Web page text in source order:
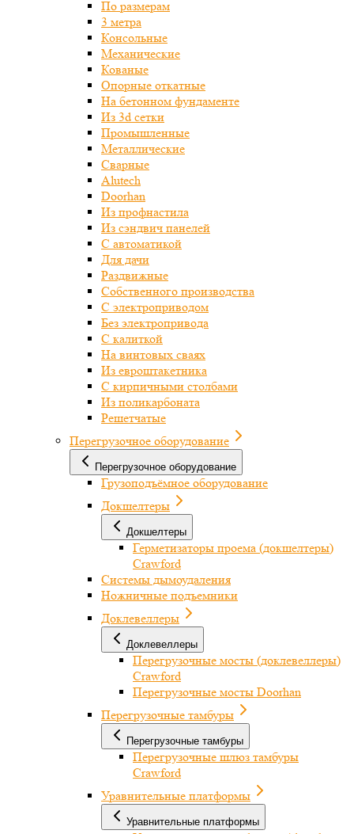
По размерам
3 метра
Консольные
Механические
Кованые
Опорные откатные
На бетонном фундаменте
Из 3d сетки
Промышленные
Металлические
Сварные
Alutech
Doorhan
Из профнастила
Из сэндвич панелей
С автоматикой
Для дачи
Раздвижные
Собственного производства
С электроприводом
Без электропривода
С калиткой
На винтовых сваях
Из евроштакетника
С кирпичными столбами
Из поликарбоната
Решетчатые
Перегрузочное оборудование
Перегрузочное оборудование
Грузоподъёмное оборудование
Докшелтеры
Докшелтеры
Герметизаторы проема (докшелтеры)
Crawford
Системы дымоудаления
Ножничные подъемники
Доклевеллеры
Доклевеллеры
Перегрузочные мосты (доклевеллеры)
Crawford
Перегрузочные мосты Doorhan
Перегрузочные тамбуры
Перегрузочные тамбуры
Перегрузочные шлюз тамбуры
Crawford
Уравнительные платформы
Уравнительные платформы